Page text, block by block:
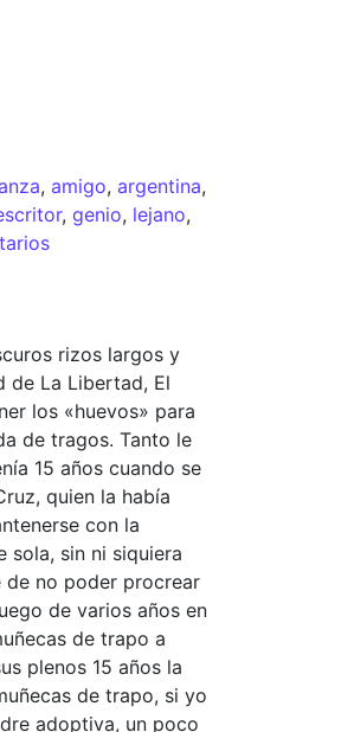
, amigo, argentina,
, genio, lejano,
rizos largos y
de La Libertad, El
los «huevos» para
de tragos. Tanto le
15 años cuando se
quien la había
con la
sola, sin ni siquiera
de no poder procrear
de varios años en
de trapo a
plenos 15 años la
de trapo, si yo
adoptiva, un poco